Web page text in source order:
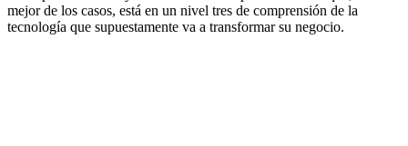
mejor de los casos, está en un nivel tres de comprensión de la
tecnología que supuestamente va a transformar su negocio.